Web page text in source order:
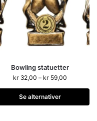
Bowling statuetter
kr32,00 – kr59,00
Se alternativer